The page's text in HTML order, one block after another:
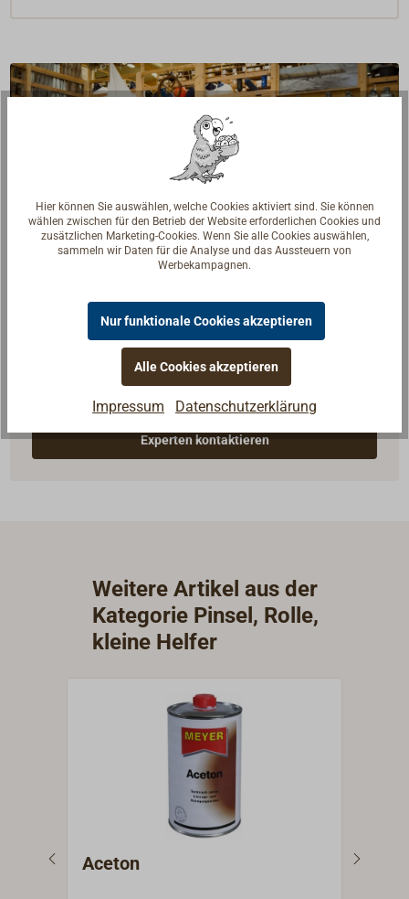
Fragen zum Artikel?
Reden Sie mit Handwerkern, Bootsbauern und
Seglerinnen. Wir verstehen Ihre Fragen und geben die
passende Antwort.
Experten kontaktieren
Weitere Artikel aus der
Kategorie Pinsel, Rolle,
kleine Helfer
Aceton
Hier können Sie auswählen, welche Cookies aktiviert sind. Sie können
wählen zwischen für den Betrieb der Website erforderlichen Cookies und
zusätzlichen Marketing-Cookies. Wenn Sie alle Cookies auswählen,
sammeln wir Daten für die Analyse und das Aussteuern von
Werbekampagnen.
Nur funktionale Cookies akzeptieren
Alle Cookies akzeptieren
Impressum Datenschutzerklärung